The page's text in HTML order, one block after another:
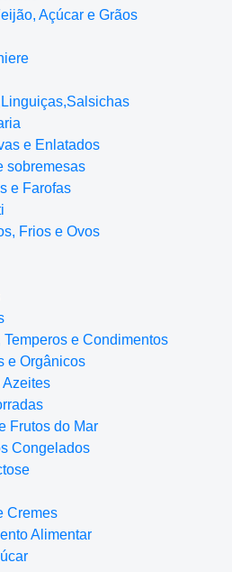
Açúcar e Grãos
e Enlatados
sobremesas
e Farofas
Frios e Ovos
Temperos e Condimentos
e Orgânicos
Azeites
Frutos do Mar
Congelados
Cremes
Alimentar